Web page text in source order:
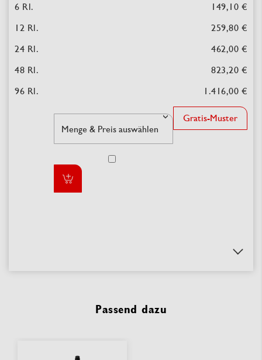
149,10 €
259,80 €
462,00 €
823,20 €
1.416,00 €
Gratis-Muster
Passend dazu